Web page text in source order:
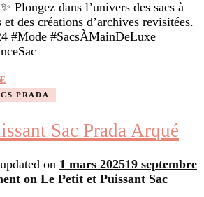
Plongez dans l’univers des sacs à
des créations d’archives revisitées.
#Mode #SacsÀMainDeLuxe
PRADA
Sac Prada Arqué
updated on 1 mars 202519 septembre
on Le Petit et Puissant Sac